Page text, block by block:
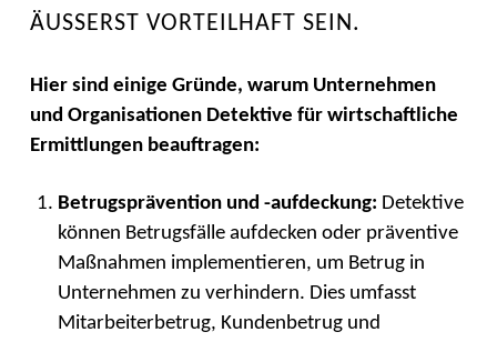
ÄUSSERST VORTEILHAFT SEIN.
Hier sind einige Gründe, warum Unternehmen
und Organisationen Detektive für wirtschaftliche
Ermittlungen beauftragen:
Betrugsprävention und -aufdeckung: Detektive
können Betrugsfälle aufdecken oder präventive
Maßnahmen implementieren, um Betrug in
Unternehmen zu verhindern. Dies umfasst
Mitarbeiterbetrug, Kundenbetrug und